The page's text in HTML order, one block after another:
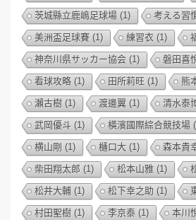
茨城縣立鹿嶋足球場 (1) 考える習
美洲盃足球賽 (1) 練習衣 (1)
神奈川県サッカー協会 (1) 磐田喜
看球攻略 (1) 田所莉旺 (1) 熊
瀨古樹 (1) 渡邊翼 (1) 清水泰
武岡優斗 (1) 橫濱國際綜合競技場
横山剛 (1) 樋口大 (1) 森本貴
柴田翔太郎 (1) 松本山雅 (1)
松井大輔 (1) 松下幸之助 (1)
村田聖樹 (1) 李京泰 (1) 本川